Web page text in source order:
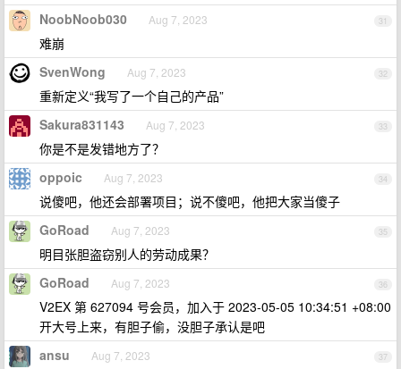
31
NoobNoob030 Aug 7, 2023
难崩
32
SvenWong Aug 7, 2023
重新定义“我写了一个自己的产品”
33
Sakura831143 Aug 7, 2023
你是不是发错地方了？
34
oppoic Aug 7, 2023
说傻吧，他还会部署项目；说不傻吧，他把大家当傻子
35
GoRoad Aug 7, 2023
明目张胆盗窃别人的劳动成果？
36
GoRoad Aug 7, 2023
V2EX 第 627094 号会员，加入于 2023-05-05 10:34:51 +08:00
开大号上来，有胆子偷，没胆子承认是吧
37
ansu Aug 7, 2023